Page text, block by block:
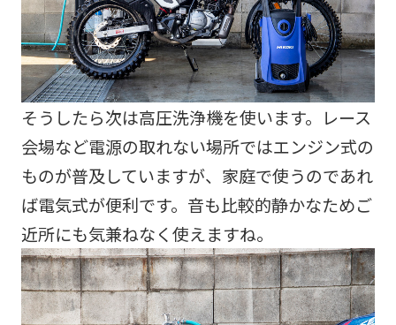
そうしたら次は高圧洗浄機を使います。レース
会場など電源の取れない場所ではエンジン式の
ものが普及していますが、家庭で使うのであれ
ば電気式が便利です。音も比較的静かなためご
近所にも気兼ねなく使えますね。